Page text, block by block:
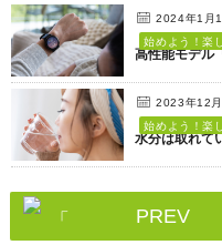
2024年1月
始めよう！楽
高性能モデル
2023年12月
始めよう！楽
水分は取れて
PREV